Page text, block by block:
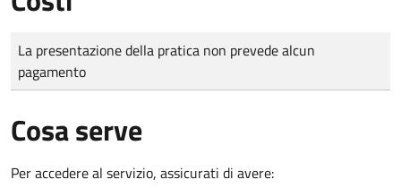
Tipo di pagamento
Importo
La presentazione della pratica non prevede alcun
pagamento
Cosa serve
Per accedere al servizio, assicurati di avere: